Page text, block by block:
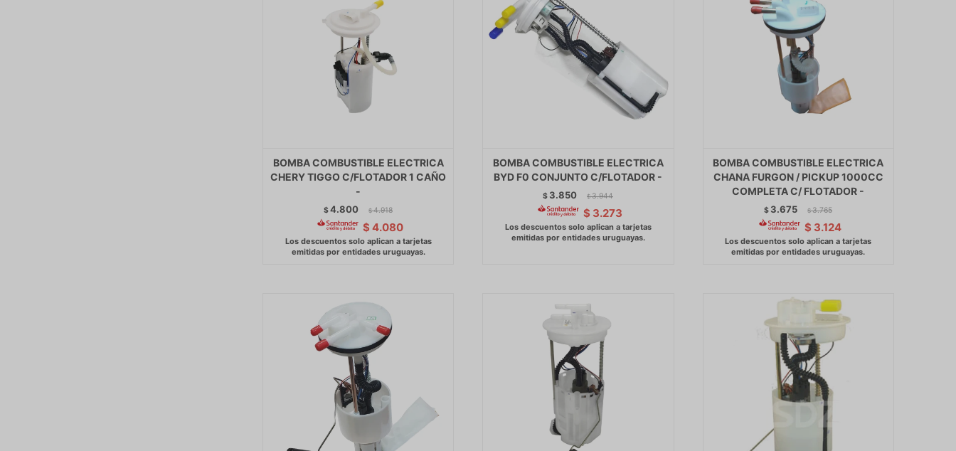
BOMBA COMBUSTIBLE ELECTRICA
CHERY TIGGO C/FLOTADOR 1 CAÑO
-
$4.800 $ 4.918
$ 4.080
BOMBA COMBUSTIBLE ELECTRICA
BYD F0 CONJUNTO C/FLOTADOR -
$ 3.850 $ 3.944
$ 3.273
BOMBA COMBUSTIBLE ELECTRICA
CHANA FURGON / PICKUP 1000CC
COMPLETA C/ FLOTADOR -
$ 3.675 $ 3.765
$ 3.124